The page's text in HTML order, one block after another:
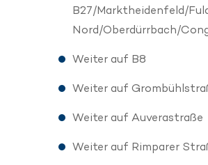
B27/Marktheidenfeld/
Nord/Oberdürrbach/
Weiter auf B8
Weiter auf
Weiter auf Auverastraße
Weiter auf Rimparer